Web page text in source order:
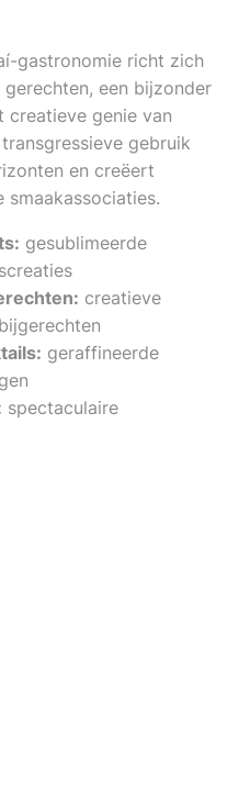
gastronomie richt zich
een bijzonder
creatieve genie van
gebruik
en creëert
smaakassociaties.
gesublimeerde
creatieve
geraffineerde
spectaculaire